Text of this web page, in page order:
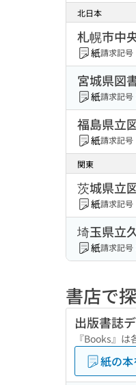
北日本
札幌市中
紙請求記号
宮城県図
紙請求記号
福島県立
紙請求記号
関東
茨城県立
紙請求記号
埼玉県立
紙請求記号
書店で
出版書誌
『Books』
紙の